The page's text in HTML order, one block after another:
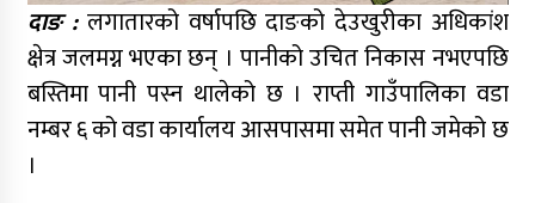
दाङ : लगातारको वर्षापछि दाङको देउखुरीका अधिकांश
क्षेत्र जलमग्न भएका छन् । पानीको उचित निकास नभएपछि
बस्तिमा पानी पस्न थालेको छ । राप्ती गाउँपालिका वडा
नम्बर ६ को वडा कार्यालय आसपासमा समेत पानी जमेको छ
।